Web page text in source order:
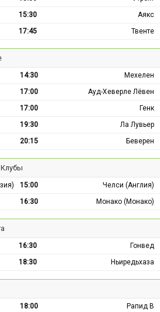
15:30
Аякс
17:45 Твенте
14:30
Мехелен
17:00
Ауд-Хеверле Лёвен
17:00
Генк
19:30
Ла Лувьер
20:15 Беверен
15:00
Челси (Англия)
16:30 Монако (Монако)
16:30
Гонвед
18:30 Ньиредьхаза
18:00 Рапид В